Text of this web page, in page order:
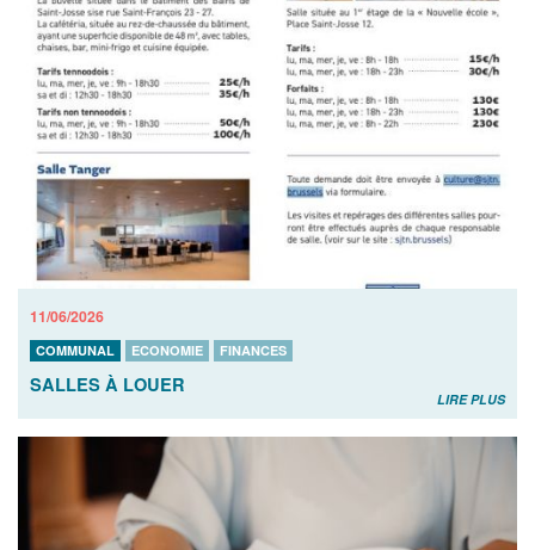
11/06/2026
COMMUNAL ECONOMIE FINANCES
SALLES À LOUER
LIRE PLUS